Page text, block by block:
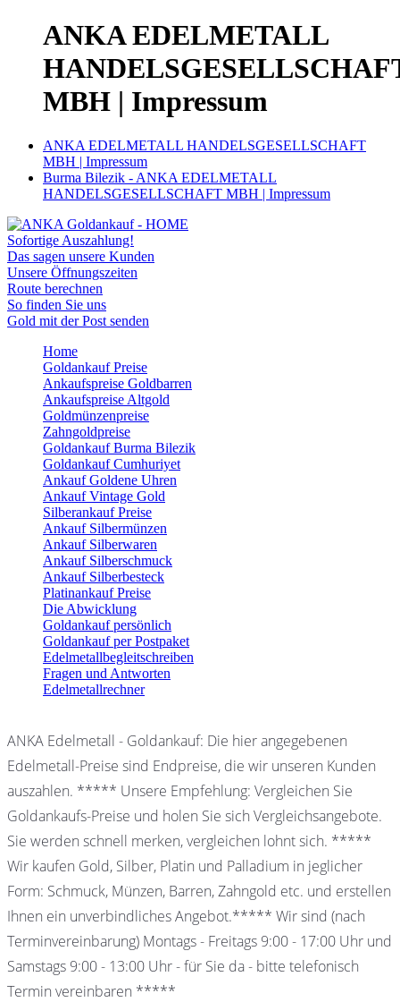
ANKA EDELMETALL
MBH | Impressum
ANKA EDELMETALL HANDELSGESELLSCHAFT
MBH | Impressum
Burma Bilezik - ANKA EDELMETALL
HANDELSGESELLSCHAFT MBH | Impressum
Sofortige Auszahlung!
Das sagen unsere Kunden
Unsere Öffnungszeiten
Route berechnen
So finden Sie uns
Gold mit der Post senden
Home
Goldankauf Preise
Ankaufspreise Goldbarren
Ankaufspreise Altgold
Goldmünzenpreise
Zahngoldpreise
Goldankauf Burma Bilezik
Goldankauf Cumhuriyet
Ankauf Goldene Uhren
Ankauf Vintage Gold
Silberankauf Preise
Ankauf Silbermünzen
Ankauf Silberwaren
Ankauf Silberschmuck
Ankauf Silberbesteck
Platinankauf Preise
Die Abwicklung
Goldankauf persönlich
Goldankauf per Postpaket
Edelmetallbegleitschreiben
Fragen und Antworten
Edelmetallrechner
ANKA Edelmetall - Goldankauf: Die hier angegebenen
Edelmetall-Preise sind Endpreise, die wir unseren Kunden
auszahlen. ***** Unsere Empfehlung: Vergleichen Sie
Goldankaufs-Preise und holen Sie sich Vergleichsangebote.
Sie werden schnell merken, vergleichen lohnt sich. *****
Wir kaufen Gold, Silber, Platin und Palladium in jeglicher
Form: Schmuck, Münzen, Barren, Zahngold etc. und erstellen
Ihnen ein unverbindliches Angebot.***** Wir sind (nach
Terminvereinbarung) Montags - Freitags 9:00 - 17:00 Uhr und
Samstags 9:00 - 13:00 Uhr - für Sie da - bitte telefonisch
Termin vereinbaren *****